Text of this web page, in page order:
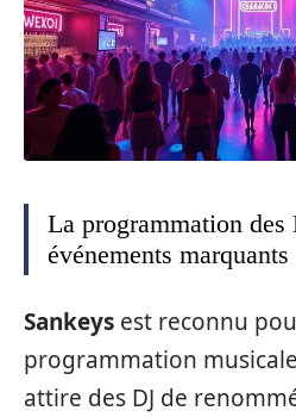
La programmation des
événements marquants
Sankeys est reconnu
programmation
attire des DJ de